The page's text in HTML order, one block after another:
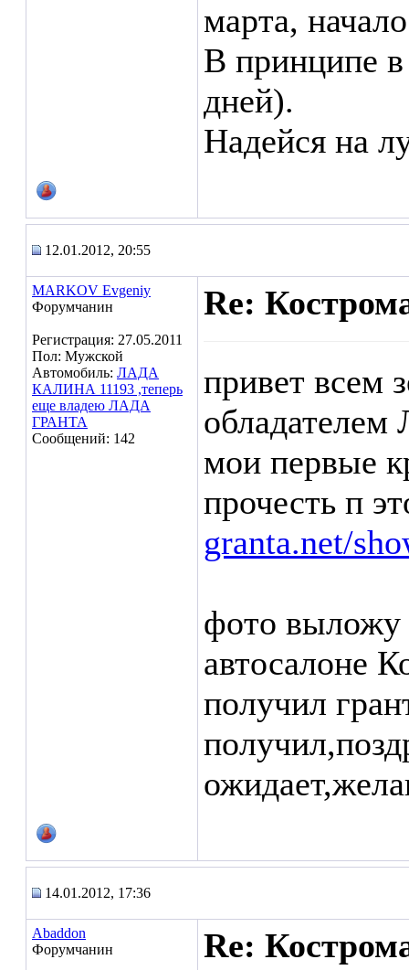
марта,
В принципе в
дней).
Надейся на
12.01.2012, 20:55
MARKOV Evgeniy
Форумчанин
Регистрация: 27.05.2011
Пол: Мужской
Автомобиль: ЛАДА
КАЛИНА 11193 ,теперь
еще владею ЛАДА
ГРАНТА
Сообщений: 142
Re:
привет всем
мои первые
прочесть п
granta.net/
фото выложу
автосалоне
получил
14.01.2012, 17:36
Abaddon
Форумчанин
Re: